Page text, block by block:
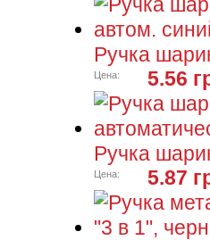
Ручка
Цена: 5.56
Ручка
Цена: 5.87